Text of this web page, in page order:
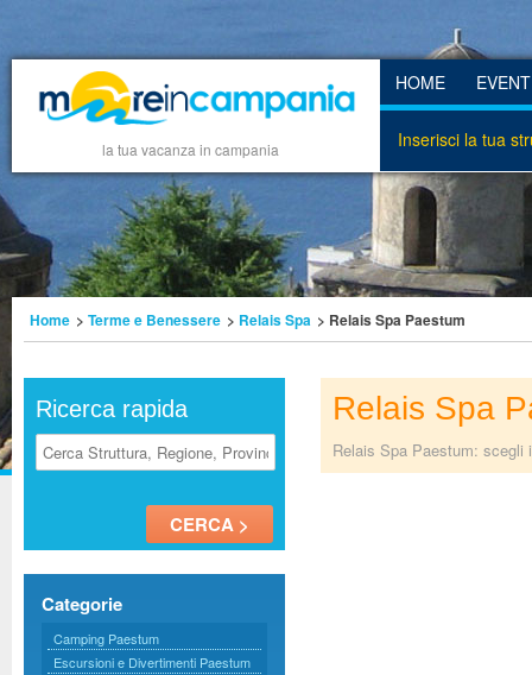
la tua vacanza in campania
HOME
Inserisci la tua
Home > Terme e Benessere > Relais Spa > Relais Spa Paestum
Ricerca rapida
Categorie
Camping Paestum
Escursioni e Divertimenti Paestum
Relais Spa
Relais Spa Paestum: scegli